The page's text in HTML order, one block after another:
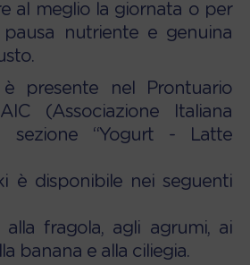
al meglio la giornata o per
nutriente e genuina
presente nel Prontuario
(Associazione Italiana
sezione “Yogurt - Latte
è disponibile nei seguenti
alla fragola, agli agrumi, ai
banana e alla ciliegia.